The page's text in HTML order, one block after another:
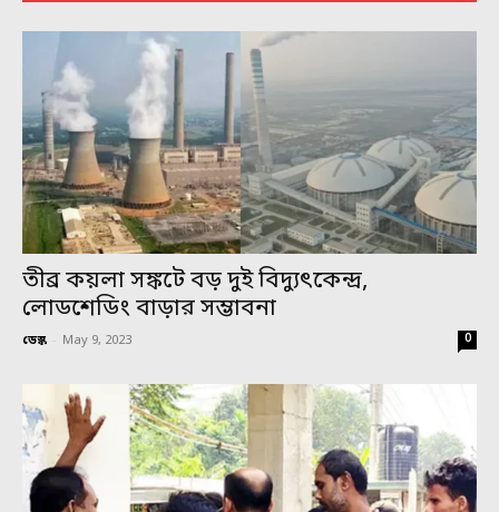
তীব্র কয়লা সঙ্কটে বড় দুই বিদ্যুৎকেন্দ্র,
লোডশেডিং বাড়ার সম্ভাবনা
ডেস্ক - May 9, 2023 0